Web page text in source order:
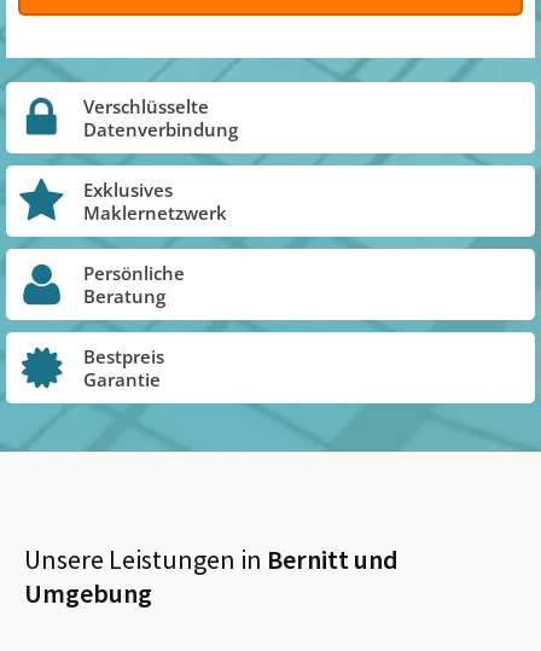
Verschlüsselte
Datenverbindung
Exklusives
Maklernetzwerk
Persönliche
Beratung
Bestpreis
Garantie
Unsere Leistungen in Bernittund
Umgebung